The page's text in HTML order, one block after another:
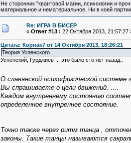
Не сторонник "квантовой магии, психологии и
материальное и нематериальное. Ни в коей
Re: ИГРА В БИСЕР
« Ответ #13 : 22 Октября 2013, 21:57:27
Цитата: Корнак7 от 14 Октября 2013, 18:26:21
Теория Успенского
Успенский, Гурджиев ... это было сто лет назад..
О славянской психофизической системе
Вы спрашиваете о цели движений. ….
Каждом внутреннему состоянию
определенное внутреннее состояние.
Точно также через ритм танца ,
законы. Такие танцы называются